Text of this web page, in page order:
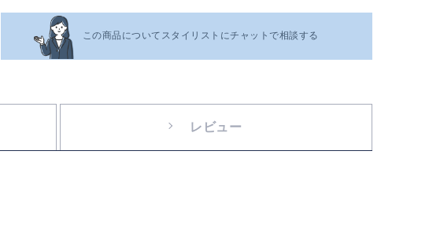
この商品についてスタイリストにチャットで相談する
レビュー